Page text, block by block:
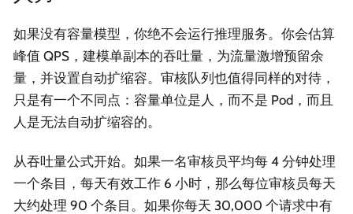
如果没有容量模型，你绝不会运行推理服务。你会估算
峰值 QPS，建模单副本的吞吐量，为流量激增预留余
量，并设置自动扩缩容。审核队列也值得同样的对待，
只是有一个不同点：容量单位是人，而不是 Pod，而且
人是无法自动扩缩容的。
从吞吐量公式开始。如果一名审核员平均每 4 分钟处理
一个条目，每天有效工作 6 小时，那么每位审核员每天
大约处理 90 个条目。如果你每天 30,000 个请求中有